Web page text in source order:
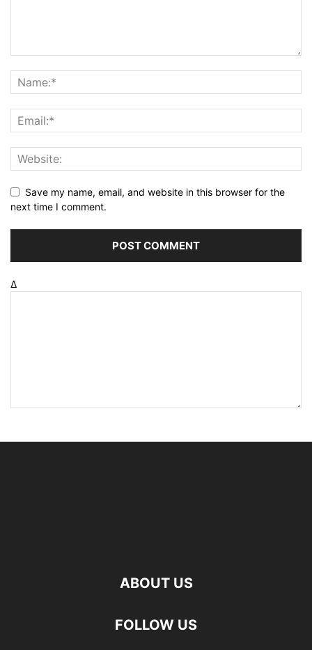
Save my name, email, and website in this browser for the
next time I comment.
Δ
ABOUT US
FOLLOW US